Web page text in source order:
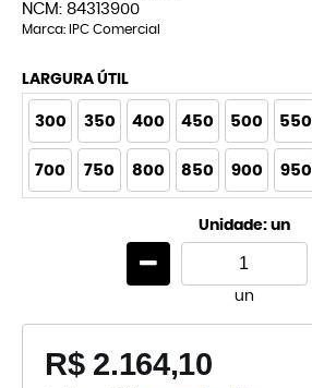
NCM: 84313900
Marca: IPC Comercial
LARGURA ÚTIL
300 350 400 450 500 550
700 750 800 850 900 950
Unidade: un
un
R$ 2.164,10